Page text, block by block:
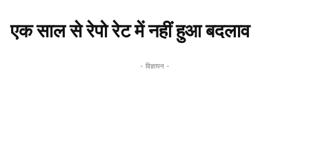
एक साल से रेपो रेट में नहीं हुआ बदलाव
- विज्ञापन -